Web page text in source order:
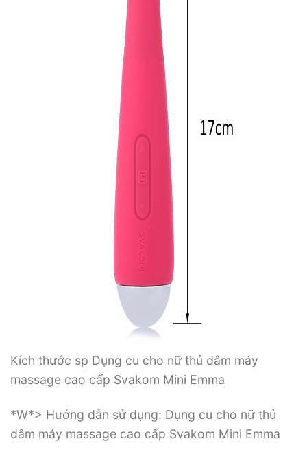
Kích thước sp Dụng cu cho nữ thủ dâm máy
massage cao cấp Svakom Mini Emma
*W*> Hướng dẫn sử dụng: Dụng cu cho nữ thủ
dâm máy massage cao cấp Svakom Mini Emma